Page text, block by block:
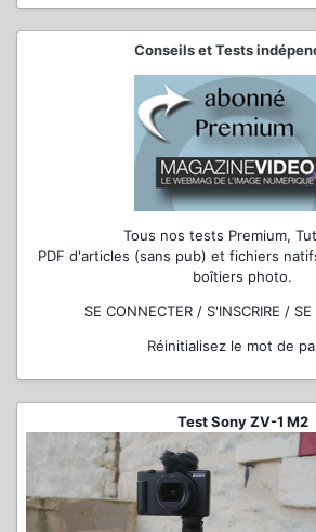
Conseils et Tests
Tous nos tests Premium,
PDF d'articles (sans pub) et fichiers
boîtiers photo.
SE CONNECTER / S'INSCRIRE / SE
Réinitialisez le mot de
Test Sony ZV-1 M2